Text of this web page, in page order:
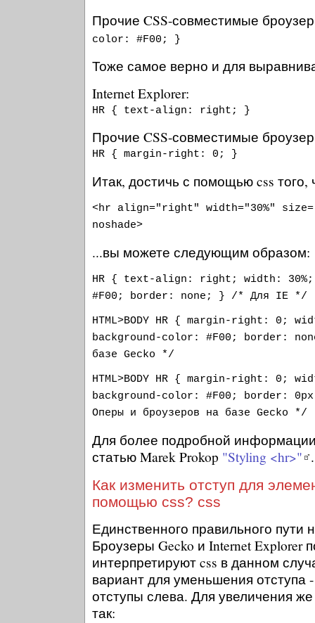
Прочие CSS-совместимые
color: #F00; }
Тоже самое верно и для
Internet Explorer:
HR { text-align: right; }
Прочие CSS-совместимые
HR { margin-right: 0; }
Итак, достичь с помощью css того,
<hr align="right" width="30%"
noshade>
...вы можете следующим образом:
HR { text-align: right; width:
#F00; border: none; } /* Для IE */
HTML>BODY HR { margin-right: 0;
background-color: #F00; border:
базе Gecko */
HTML>BODY HR { margin-right: 0;
background-color: #F00; border:
Оперы и броузеров на базе Gecko */
Для более подробной
статью Marek Prokop "Styling <hr>" .
Как изменить отступ для
помощью css? css
Единственного правильного пути
Броузеры Gecko и Internet Explorer
интерпретируют css в данном
вариант для уменьшения отступа
отступы слева. Для увеличения
так: